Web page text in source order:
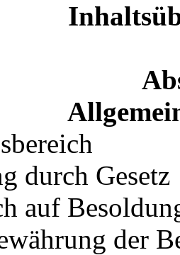
durch Gesetz
auf
der